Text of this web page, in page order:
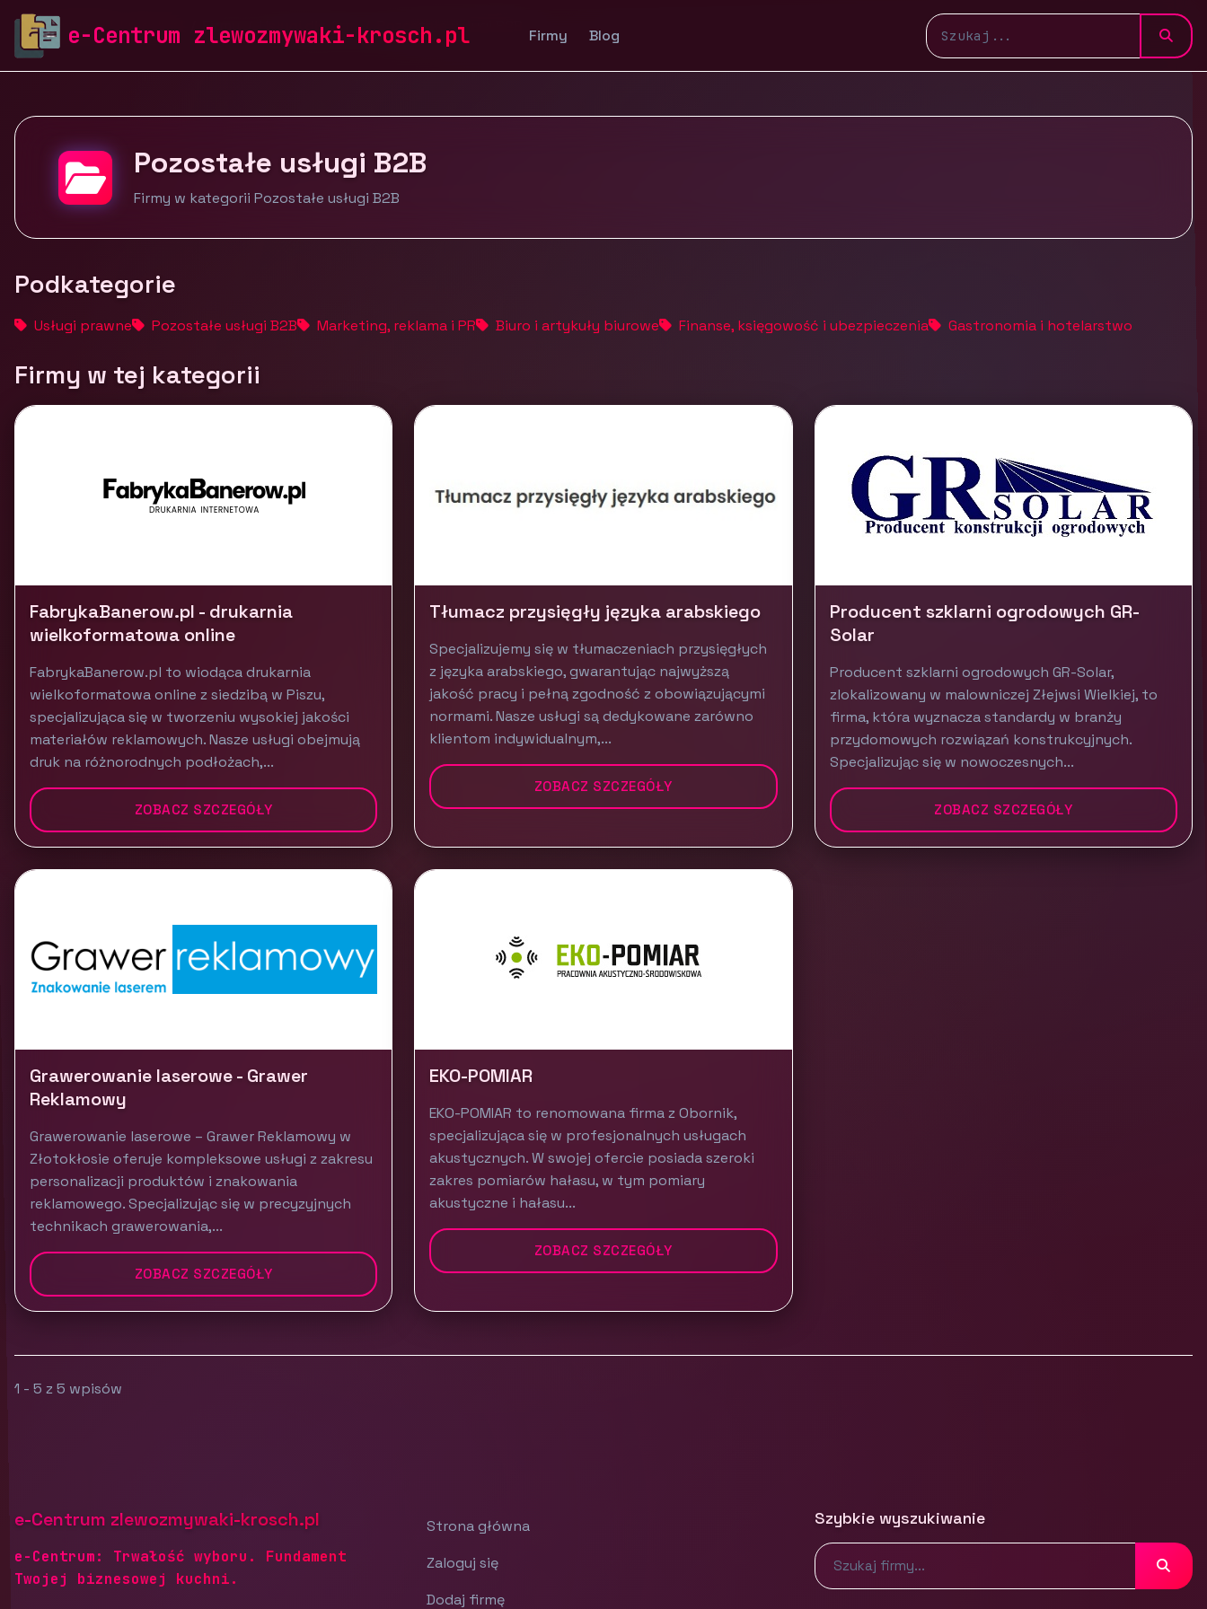
e-Centrum zlewozmywaki-krosch.pl Firmy Blog
zlewozmywaki-krosch.pl Firmy Usługi dla firm Pozostałe usługi B2B
Pozostałe usługi B2B
Firmy w kategorii Pozostałe usługi B2B
Podkategorie
Usługi prawne Pozostałe usługi B2B Marketing, reklama i PR Biuro i artykuły biurowe Finanse, księgowość i ubezpieczenia Gastronomia i hotelarstwo
Firmy w tej kategorii
FabrykaBanerow.pl - drukarnia
wielkoformatowa online
FabrykaBanerow.pl to wiodąca drukarnia
wielkoformatowa online z siedzibą w Piszu,
specjalizująca się w tworzeniu wysokiej jakości
materiałów reklamowych. Nasze usługi obejmują
druk na różnorodnych podłożach,...
ZOBACZ SZCZEGÓŁY
Tłumacz przysięgły języka arabskiego
Specjalizujemy się w tłumaczeniach przysięgłych
z języka arabskiego, gwarantując najwyższą
jakość pracy i pełną zgodność z obowiązującymi
normami. Nasze usługi są dedykowane zarówno
klientom indywidualnym,...
ZOBACZ SZCZEGÓŁY
Producent szklarni ogrodowych GR-
Solar
Producent szklarni ogrodowych GR-Solar,
zlokalizowany w malowniczej Złejwsi Wielkiej, to
firma, która wyznacza standardy w branży
przydomowych rozwiązań konstrukcyjnych.
Specjalizując się w nowoczesnych...
ZOBACZ SZCZEGÓŁY
Grawerowanie laserowe - Grawer
Reklamowy
Grawerowanie laserowe – Grawer Reklamowy w
Złotokłosie oferuje kompleksowe usługi z zakresu
personalizacji produktów i znakowania
reklamowego. Specjalizując się w precyzyjnych
technikach grawerowania,...
ZOBACZ SZCZEGÓŁY
EKO-POMIAR
EKO-POMIAR to renomowana firma z Obornik,
specjalizująca się w profesjonalnych usługach
akustycznych. W swojej ofercie posiada szeroki
zakres pomiarów hałasu, w tym pomiary
akustyczne i hałasu...
ZOBACZ SZCZEGÓŁY
1 - 5 z 5 wpisów
e-Centrum zlewozmywaki-krosch.pl
e-Centrum: Trwałość wyboru. Fundament
Twojej biznesowej kuchni.
Strona główna
Zaloguj się
Dodaj firmę
Szybkie wyszukiwanie